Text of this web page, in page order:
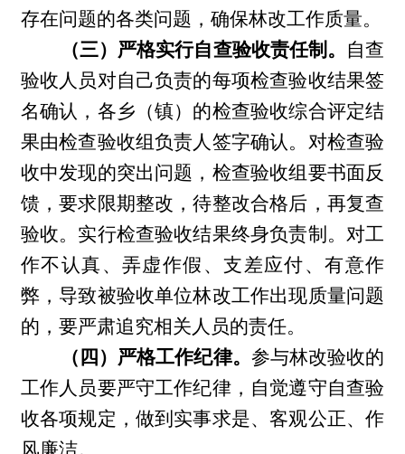
存在问题的各类问题，确保林改工作质量。
（三）严格实行自查验收责任制。 自查
验收人员对自己负责的每项检查验收结果签
名确认，各乡（镇）的检查验收综合评定结
果由检查验收组负责人签字确认。对检查验
收中发现的突出问题，检查验收组要书面反
馈，要求限期整改，待整改合格后，再复查
验收。实行检查验收结果终身负责制。对工
作不认真、弄虚作假、支差应付、有意作
弊，导致被验收单位林改工作出现质量问题
的，要严肃追究相关人员的责任。
（四）严格工作纪律。 参与林改验收的
工作人员要严守工作纪律，自觉遵守自查验
收各项规定，做到实事求是、客观公正、作
风廉洁。